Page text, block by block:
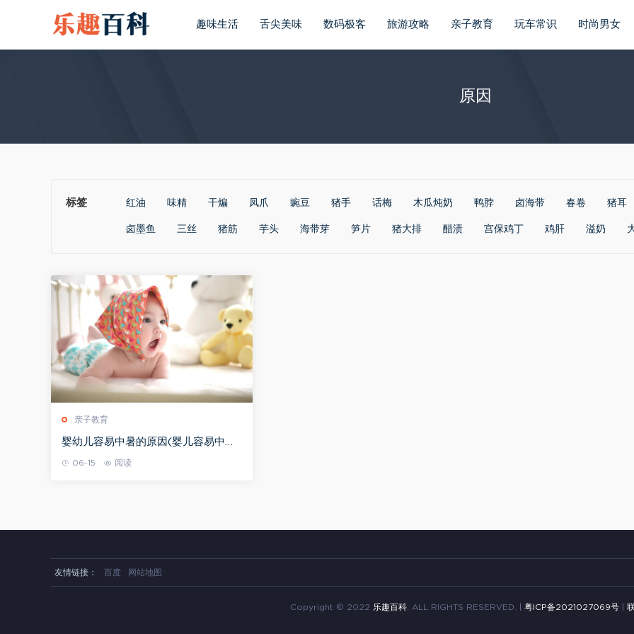
趣味生活 舌尖美味 数码极客 旅游攻略 亲子教育 玩车常识 时尚男女
原因
标签 红油 味精 干煸 凤爪 豌豆 猪手 话梅 木瓜炖奶 鸭脖 卤海带 春卷 猪耳
卤墨鱼 三丝 猪筋 芋头 海带芽 笋片 猪大排 醋渍 宫保鸡丁 鸡肝 溢奶
亲子教育
婴幼儿容易中暑的原因(婴儿容易中暑
06-15 阅读
友情链接： 百度 网站地图
Copyright © 2022 乐趣百科 . ALL RIGHTS RESERVED. | 粤ICP备2021027069号